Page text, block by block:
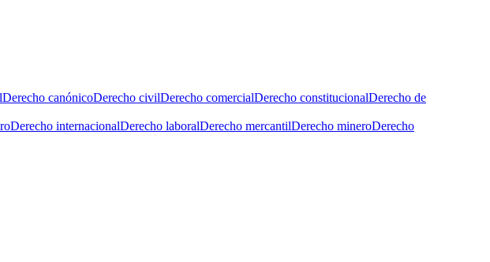
Derecho canónicoDerecho civilDerecho comercialDerecho constitucionalDerecho de
Derecho internacionalDerecho laboralDerecho mercantilDerecho mineroDerecho